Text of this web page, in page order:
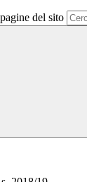
del sito